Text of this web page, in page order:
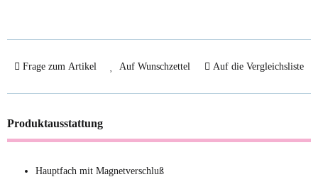
Frage zum Artikel Auf Wunschzettel Auf die Vergleichsliste
Produktausstattung
Hauptfach mit Magnetverschluß